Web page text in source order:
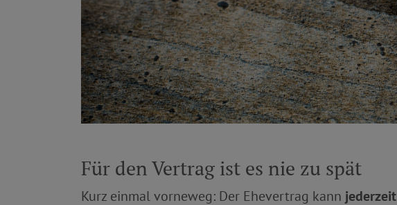
Für den Vertrag ist es nie zu spät
Kurz einmal vorneweg: Der Ehevertrag kann jederzeit